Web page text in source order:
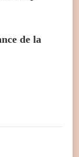
de la